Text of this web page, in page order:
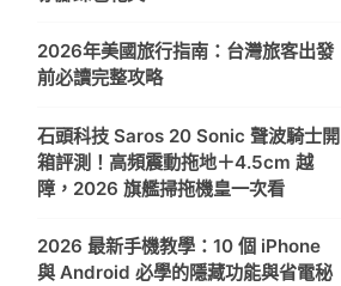
2026年美國旅行指南：台灣旅客出發
前必讀完整攻略
石頭科技 Saros 20 Sonic 聲波騎士開
箱評測！高頻震動拖地＋4.5cm 越
障，2026 旗艦掃拖機皇一次看
2026 最新手機教學：10 個 iPhone
與 Android 必學的隱藏功能與省電秘